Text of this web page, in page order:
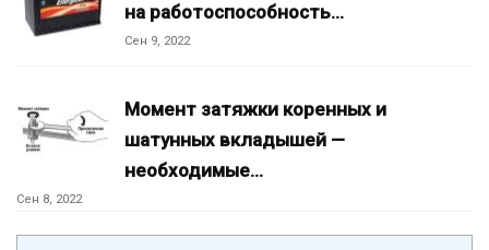
на работоспособность…
Сен 9, 2022
Момент затяжки коренных и
шатунных вкладышей —
необходимые…
Сен 8, 2022